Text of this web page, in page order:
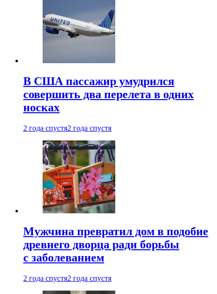
В США пассажир умудрился
совершить два перелета в одних
носках
2 года спустя2 года спустя
Мужчина превратил дом в подобие
древнего дворца ради борьбы
с заболеванием
2 года спустя2 года спустя